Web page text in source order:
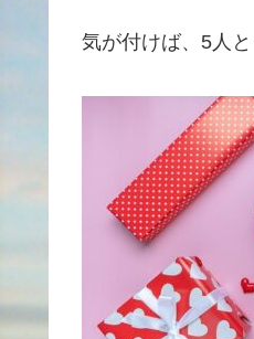
気が付けば、5人